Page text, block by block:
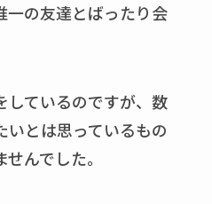
一の友達とばったり会
しているのですが、数
いとは思っているもの
んでした。